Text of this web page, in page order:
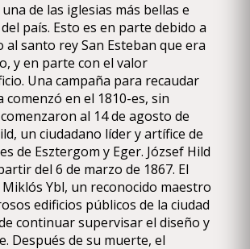
de las iglesias más bellas e
país. Esto es en parte debido a
santo rey San Esteban que era
y en parte con el valor
Una campaña para recaudar
en el 1810-es, sin
al 14 de agosto de
un ciudadano líder y artífice de
de Esztergom y Eger. József Hild
del 6 de marzo de 1867. El
Ybl, un reconocido maestro
edificios públicos de la ciudad
continuar supervisar el diseño y
Después de su muerte, el